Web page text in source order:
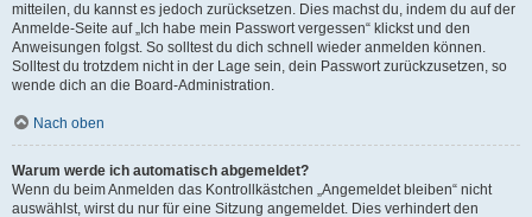
mitteilen, du kannst es jedoch zurücksetzen. Dies machst du, indem du auf der
Anmelde-Seite auf „Ich habe mein Passwort vergessen“ klickst und den
Anweisungen folgst. So solltest du dich schnell wieder anmelden können.
Solltest du trotzdem nicht in der Lage sein, dein Passwort zurückzusetzen, so
wende dich an die Board-Administration.
Nach oben
Warum werde ich automatisch abgemeldet?
Wenn du beim Anmelden das Kontrollkästchen „Angemeldet bleiben“ nicht
auswählst, wirst du nur für eine Sitzung angemeldet. Dies verhindert den